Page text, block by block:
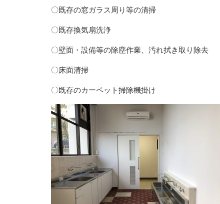
〇既存の窓ガラス周り等の清掃
〇既存換気扇洗浄
〇壁面・設備等の除塵作業、汚れ拭き取り除去
〇床面清掃
〇既存のカーペット掃除機掛け